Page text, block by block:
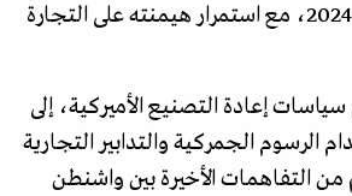
57.3 في المئة في نهاية 2024، مع استمرار هيمنته على التجارة
سياسات إعادة التصنيع الأميركية، إلى
الرسوم الجمركية والتدابير التجارية
من التفاهمات الأخيرة بين واشنطن